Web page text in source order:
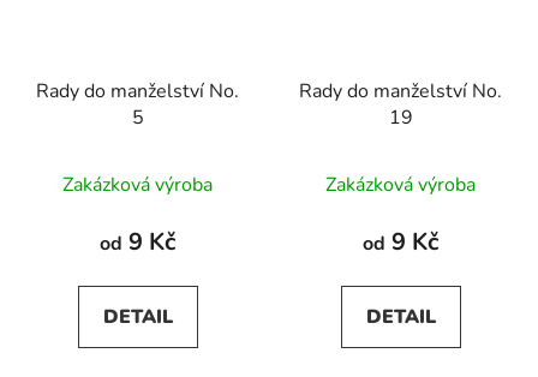
Rady do manželství No.
5
Zakázková výroba
od 9 Kč
DETAIL
Rady do manželství No.
19
Zakázková výroba
od 9 Kč
DETAIL